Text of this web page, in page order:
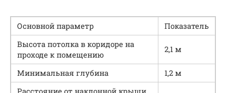
Основной параметр
Показатель
Высота потолка в коридоре на
проходе к помещению
2,1 м
Минимальная глубина
1,2 м
Расстояние от наклонной крыши